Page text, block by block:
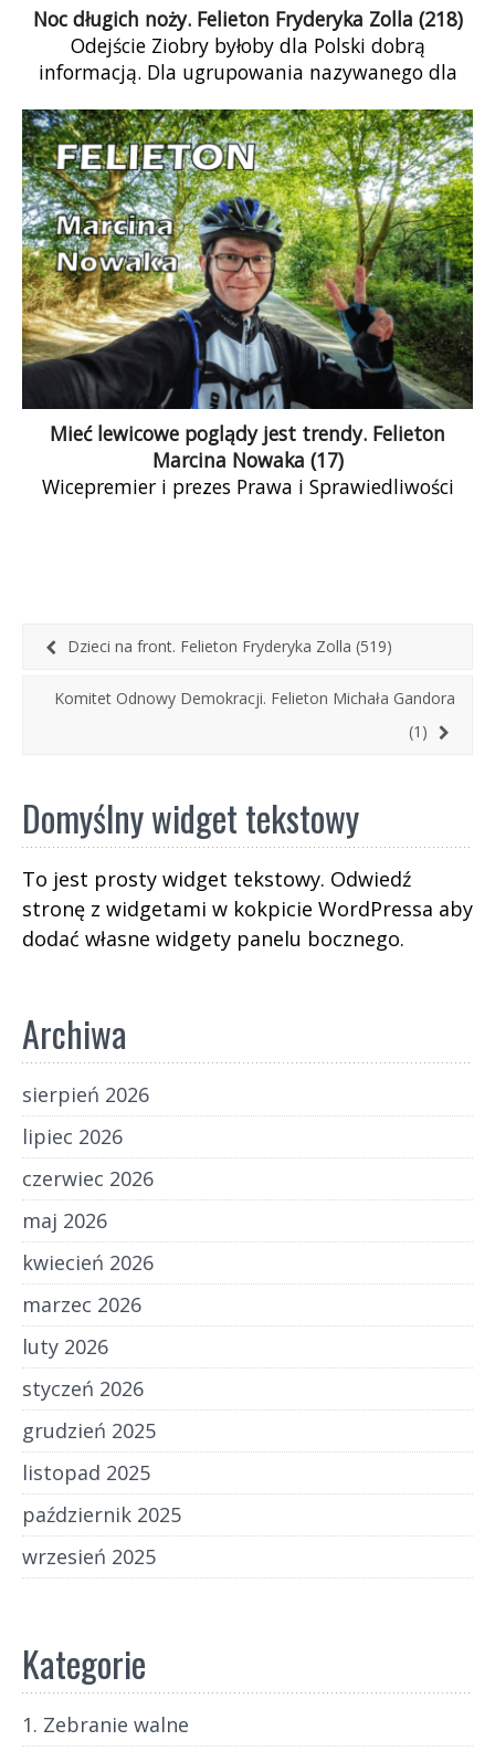
Noc długich noży. Felieton Fryderyka Zolla (218)
Odejście Ziobry byłoby dla Polski dobrą
informacją. Dla ugrupowania nazywanego dla
miał się przekształcić w […]
Mieć lewicowe poglądy jest trendy. Felieton
Marcina Nowaka (17)
Wicepremier i prezes Prawa i Sprawiedliwości
Dzieci na front. Felieton Fryderyka Zolla (519)
Komitet Odnowy Demokracji. Felieton Michała Gandora
(1)
Domyślny widget tekstowy
To jest prosty widget tekstowy. Odwiedź
stronę z widgetami w kokpicie WordPressa aby
dodać własne widgety panelu bocznego.
Archiwa
sierpień 2026
lipiec 2026
czerwiec 2026
maj 2026
kwiecień 2026
marzec 2026
luty 2026
styczeń 2026
grudzień 2025
listopad 2025
październik 2025
wrzesień 2025
Kategorie
1. Zebranie walne